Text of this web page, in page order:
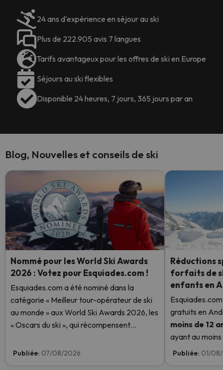
24 ans d'expérience en séjour au ski
Plus de 222.905 avis 7 langues
Tarifs avantageux pour les offres de ski en Europe
Séjours au ski flexibles
Disponible 24 heures, 7 jours, 365 jours par an
Blog, Nouvelles et conseils de ski
Nommé pour les World Ski Awards
2026 : Votez pour Esquiades.com !
Esquiades.com a été nominé dans la
catégorie « Meilleur tour-opérateur de ski
au monde » aux World Ski Awards 2026, les
« Oscars du ski », qui récompensent
dès maintenant et aidez-nous à atteindre la
Publiée: 07/08/2026
Réductions
forfaits de
enfants en
gratuits en
moins de 12
ayant au
enfant aura
Publiée: 01/